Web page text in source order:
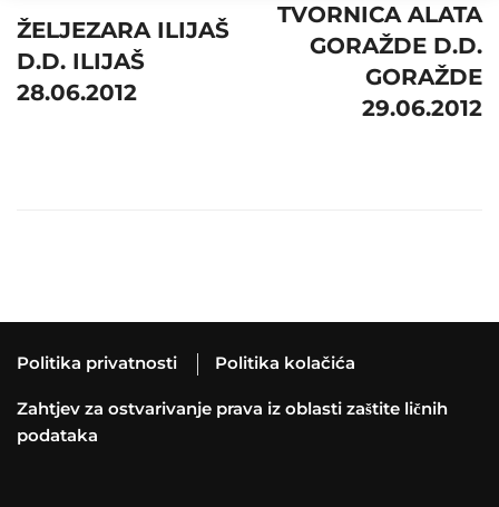
ŽELJEZARA ILIJAŠ
D.D. ILIJAŠ
28.06.2012
TVORNICA ALATA
GORAŽDE D.D.
GORAŽDE
29.06.2012
Politika privatnosti Politika kolačića
Zahtjev za ostvarivanje prava iz oblasti zaštite ličnih
podataka